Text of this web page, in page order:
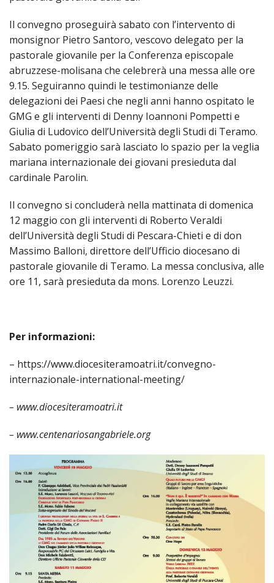
Il convegno proseguirà sabato con l’intervento di
monsignor Pietro Santoro, vescovo delegato per la
pastorale giovanile per la Conferenza episcopale
abruzzese-molisana che celebrerà una messa alle ore
9.15. Seguiranno quindi le testimonianze delle
delegazioni dei Paesi che negli anni hanno ospitato le
GMG e gli interventi di Denny Ioannoni Pompetti e
Giulia di Ludovico dell’Università degli Studi di Teramo.
Sabato pomeriggio sarà lasciato lo spazio per la veglia
mariana internazionale dei giovani presieduta dal
cardinale Parolin.
Il convegno si concluderà nella mattinata di domenica
12 maggio con gli interventi di Roberto Veraldi
dell’Università degli Studi di Pescara-Chieti e di don
Massimo Balloni, direttore dell’Ufficio diocesano di
pastorale giovanile di Teramo. La messa conclusiva, alle
ore 11, sarà presieduta da mons. Lorenzo Leuzzi.
Per informazioni:
– https://www.diocesiteramoatri.it/convegno-
internazionale-international-meeting/
– www.diocesiteramoatri.it
– www.centenariosangabriele.org